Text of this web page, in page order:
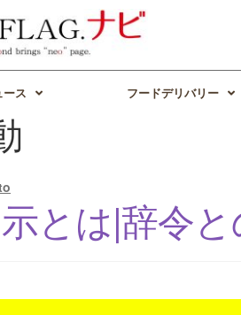
ース フードデリバリー
とは|辞令